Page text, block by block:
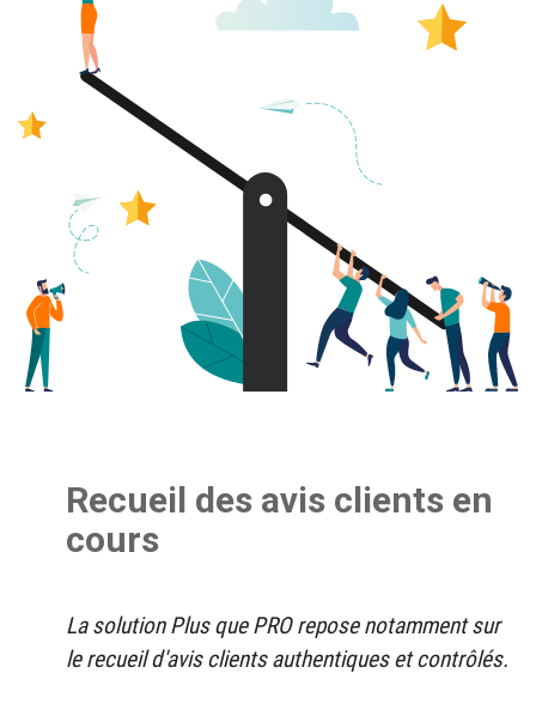
Recueil des avis clients en
cours
La solution Plus que PRO repose notamment sur
le recueil d'avis clients authentiques et contrôlés.